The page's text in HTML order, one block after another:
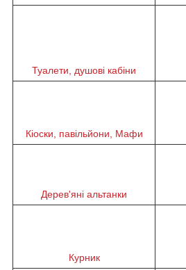
Туалети, душові кабіни
Кіоски, павільйони, Мафи
Дерев'яні альтанки
Курник